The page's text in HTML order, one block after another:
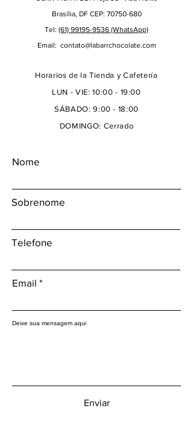
Brasília, DF CEP: 70750-680
Tel: (61) 99195-9536 (WhatsApp)
Email: contato@labarrchocolate.com
Horarios de la Tienda y Cafetería
LUN - VIE: 10:00 - 19:00
SÁBADO: 9:00 - 18:00
DOMINGO: Cerrado
Nome
Sobrenome
Telefone
Email
Deixe sua mensagem aqui
Enviar